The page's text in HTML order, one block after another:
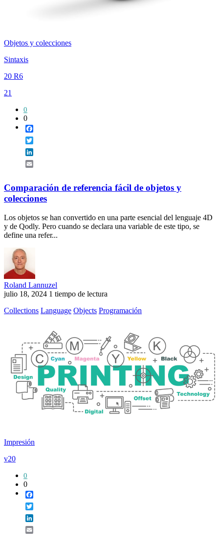
Objetos y colecciones
Sintaxis
20 R6
21
0
0
Comparación de referencia fácil de objetos y
colecciones
Los objetos se han convertido en una parte esencial del lenguaje 4D
y de Qodly. Pero cuando se declara una variable de este tipo, se
define una refer...
Roland Lannuzel
julio 18, 2024 1 tiempo de lectura
Collections Language Objects Programación
Impresión
v20
0
0